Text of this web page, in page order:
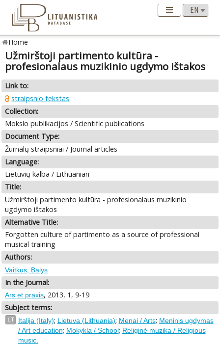
Home
Užmirštoji partimento kultūra -
profesionalaus muzikinio ugdymo ištakos
Link to:
straipsnio tekstas
Collection:
Mokslo publikacijos / Scientific publications
Document Type:
Žurnalų straipsniai / Journal articles
Language:
Lietuvių kalba / Lithuanian
Title:
Užmirštoji partimento kultūra - profesionalaus muzikinio
ugdymo ištakos
Alternative Title:
Forgotten culture of partimento as a source of professional
musical training
Authors:
Vaitkus, Balys
In the Journal:
Ars et praxis, 2013, 1, 9-19
Subject terms:
LT Italija (Italy); Lietuva (Lithuania); Menai / Arts; Meninis ugdymas
/ Art education; Mokykla / School; Religinė muzika / Religious
music.